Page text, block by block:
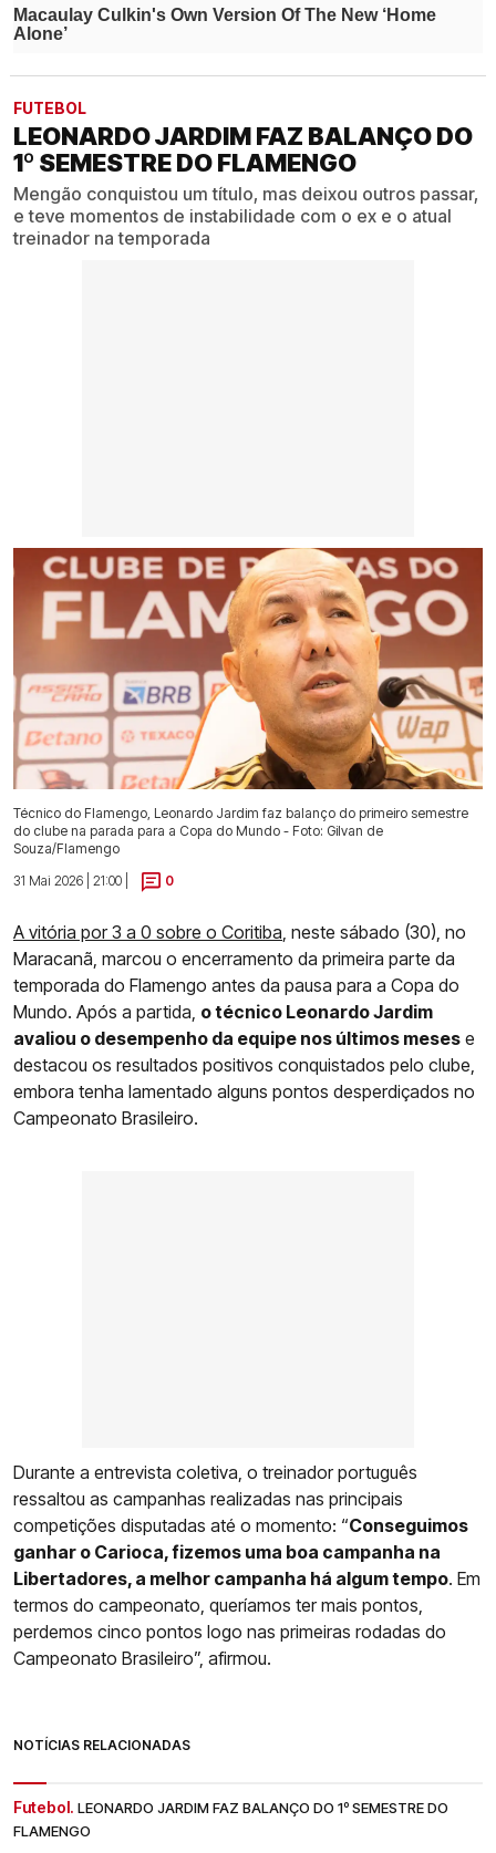
FUTEBOL
LEONARDO JARDIM FAZ BALANÇO DO
1º SEMESTRE DO FLAMENGO
Mengão conquistou um título, mas deixou outros passar,
e teve momentos de instabilidade com o ex e o atual
treinador na temporada
Técnico do Flamengo, Leonardo Jardim faz balanço do primeiro semestre
do clube na parada para a Copa do Mundo - Foto: Gilvan de
Souza/Flamengo
31 Mai 2026 | 21:00 |
0
A vitória por 3 a 0 sobre o Coritiba , neste sábado (30), no
Maracanã, marcou o encerramento da primeira parte da
temporada do Flamengo antes da pausa para a Copa do
Mundo. Após a partida, o técnico Leonardo Jardim
avaliou o desempenho da equipe nos últimos meses e
destacou os resultados positivos conquistados pelo clube,
embora tenha lamentado alguns pontos desperdiçados no
Campeonato Brasileiro.
Durante a entrevista coletiva, o treinador português
ressaltou as campanhas realizadas nas principais
competições disputadas até o momento: “Conseguimos
ganhar o Carioca, fizemos uma boa campanha na
Libertadores, a melhor campanha há algum tempo. Em
termos do campeonato, queríamos ter mais pontos,
perdemos cinco pontos logo nas primeiras rodadas do
Campeonato Brasileiro”, afirmou.
NOTÍCIAS RELACIONADAS
Futebol. LEONARDO JARDIM FAZ BALANÇO DO 1º SEMESTRE DO
FLAMENGO